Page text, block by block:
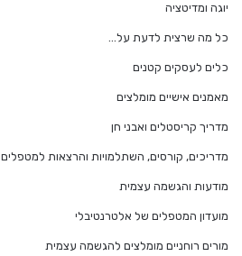
יוגה ומדיטציה
כל מה שרצית לדעת על…
כלים לעסקים קטנים
מאמנים אישיים מומלצים
מדריך קריסטלים ואבני חן
מדריכים, קורסים, השתלמויות והרצאות למטפלים
מודעות והגשמה עצמית
מועדון המטפלים של אלטרנטיבלי
מורים רוחניים מומלצים להגשמה עצמית